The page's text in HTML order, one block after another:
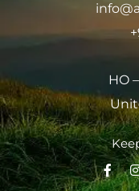
HO